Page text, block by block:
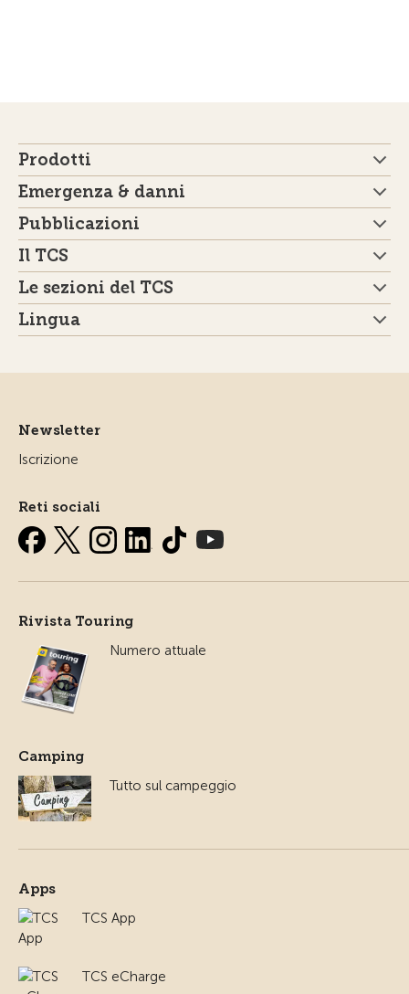
Prodotti
Emergenza & danni
Pubblicazioni
Il TCS
Le sezioni del TCS
Lingua
Newsletter
Iscrizione
Reti sociali
Rivista Touring
Numero attuale
Camping
Tutto sul campeggio
Apps
TCS App
TCS eCharge